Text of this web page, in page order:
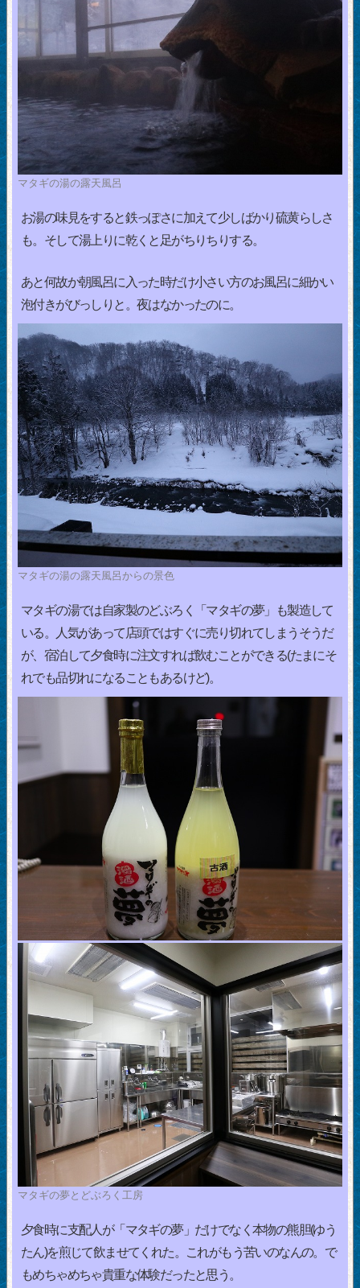
マタギの湯の露天風呂
お湯の味見をすると鉄っぽさに加えて少しばかり硫黄らしさ
も。そして湯上りに乾くと足がちりちりする。
あと何故か朝風呂に入った時だけ小さい方のお風呂に細かい
泡付きがびっしりと。夜はなかったのに。
マタギの湯の露天風呂からの景色
マタギの湯では自家製のどぶろく「マタギの夢」も製造して
いる。人気があって店頭ではすぐに売り切れてしまうそうだ
が、宿泊して夕食時に注文すれば飲むことができる(たまにそ
れでも品切れになることもあるけど)。
マタギの夢とどぶろく工房
夕食時に支配人が「マタギの夢」だけでなく本物の熊胆(ゆう
たん)を煎じて飲ませてくれた。これがもう苦いのなんの。で
もめちゃめちゃ貴重な体験だったと思う。